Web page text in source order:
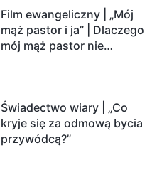
Film ewangeliczny | „Mój
mąż pastor i ja” | Dlaczego
mój mąż pastor nie
Świadectwo wiary | „Co
kryje się za odmową bycia
przywódcą?”